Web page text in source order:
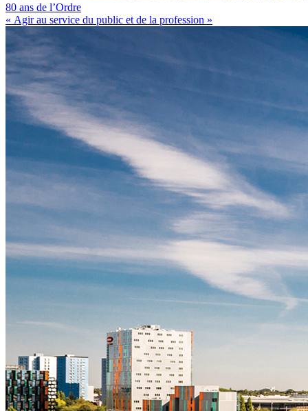
80 ans de l’Ordre
« Agir au service du public et de la profession »